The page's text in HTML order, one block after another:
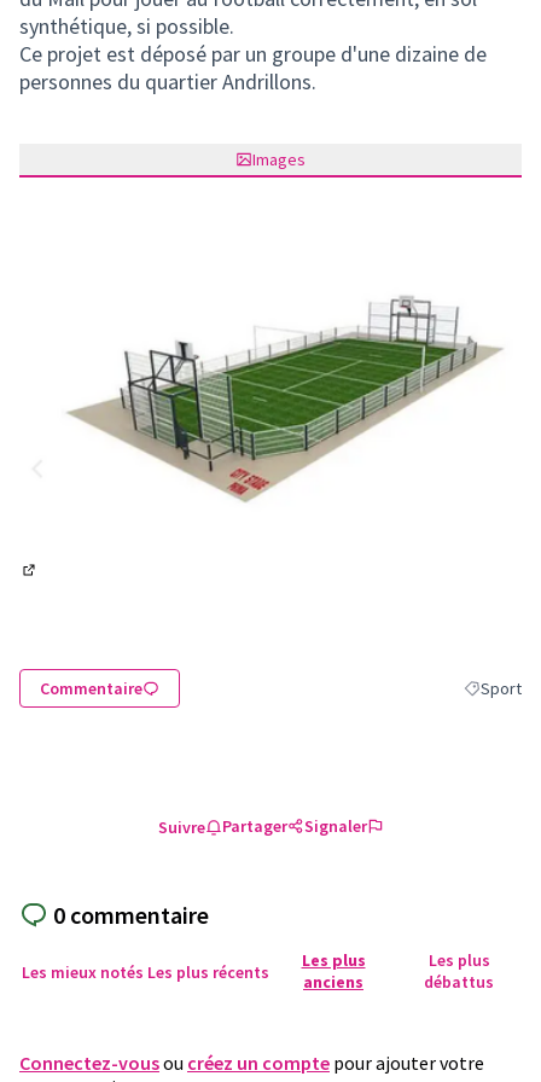
synthétique, si possible.
Ce projet est déposé par un groupe d'une dizaine de
personnes du quartier Andrillons.
Images
Commentaire Filtrer les
Sport
Suivre Partager Signaler
0 commentaire
Les mieux notés Les plus récents
Les plus
anciens
Les plus
débattus
Connectez-vousou créez un compte pour ajouter votre